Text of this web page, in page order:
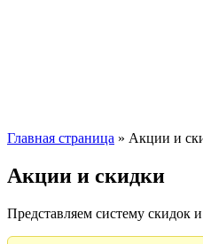
Главная страница » Акции и
Акции и скидки
Представляем систему скидок